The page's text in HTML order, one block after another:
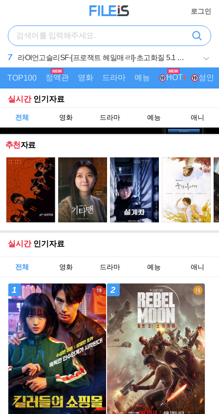
로그인
7
라Ol언고슬리SF-[프로잭트 헤일매ㄹl]-초고화질 5.1 정
상자막
TOP100
정액관 영화 드라마 예능 HOT AI
성인
실시간인기자료
전체 영화 드라마 예능 애니
추천자료
실시간인기자료
전체 영화 드라마 예능 애니
1 2